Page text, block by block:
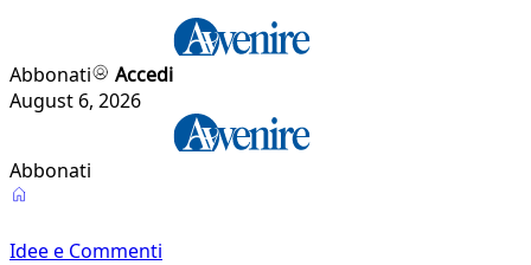
Abbonati
Accedi
August 6, 2026
Abbonati
Idee e Commenti